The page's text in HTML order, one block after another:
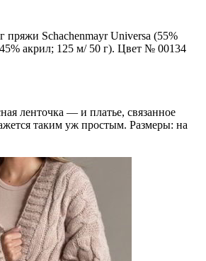
пряжи Schachenmayr Universa (55%
акрил; 125 м/ 50 г). Цвет № 00134
ленточка — и платье, связанное
таким уж простым. Размеры: на